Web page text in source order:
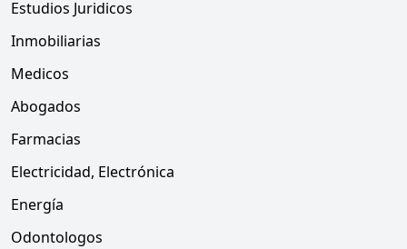
Estudios Juridicos
Inmobiliarias
Medicos
Abogados
Farmacias
Electricidad, Electrónica
Energía
Odontologos